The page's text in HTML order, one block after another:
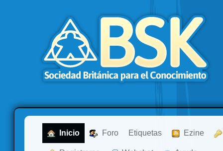
Inicio Foro Etiquetas Ezine